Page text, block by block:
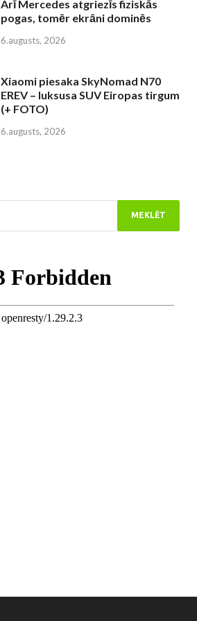
Arī Mercedes atgriezīs fiziskās
pogas, tomēr ekrāni dominēs
6.augusts, 2026
Xiaomi piesaka SkyNomad N70
EREV – luksusa SUV Eiropas tirgum
(+ FOTO)
6.augusts, 2026